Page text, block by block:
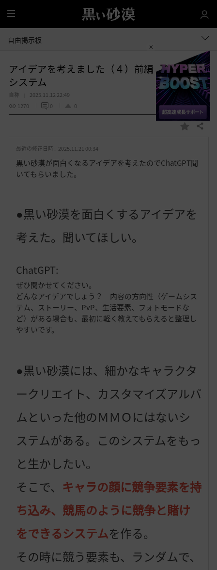
全
体
自由掲示板
アイデアを考えました（４）前編 美の競走
システム
自称
2025.11.12 22:49
1270
0 0
お
入
共有する
最近の修正日時 : 2025.11.21 00:34
黒い砂漠が面白くなるアイデアを考えたのでChatGPT聞
いてもらいました。
●黒い砂漠を面白くするアイデアを
考えた。聞いてほしい。
ChatGPT:
ぜひ聞かせてください。
どんなアイデアでしょう？ 内容の方向性（ゲームシス
テム、ストーリー、PvP、生活要素、フォトモードな
ど）がある場合も、最初に軽く教えてもらえると整理し
やすいです。
●黒い砂漠には、細かなキャラクタ
ークリエイト、カスタマイズアルバ
ムといった他のＭＭＯにはないシ
ステムがある。このシステムをもっ
と生かしたい。
そこで、 キャラの顔に競争要素を持
ち込み、競馬のように競争と賭け
をできるシステムを作る。
その時に競う要素も、ランダムで、